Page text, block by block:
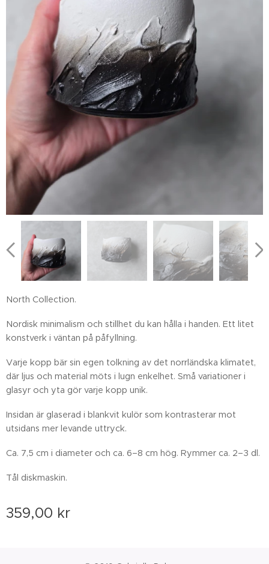
North Collection.
Nordisk minimalism och stillhet du kan hålla i handen. Ett litet
konstverk i väntan på påfyllning.
Varje kopp bär sin egen tolkning av det norrländska klimatet,
där ljus och material möts i lugn enkelhet. Små variationer i
glasyr och yta gör varje kopp unik.
Insidan är glaserad i blankvit kulör som kontrasterar mot
utsidans mer levande uttryck.
Ca. 7,5 cm i diameter och ca. 6–8 cm hög. Rymmer ca. 2–3 dl.
Tål diskmaskin.
359,00 kr